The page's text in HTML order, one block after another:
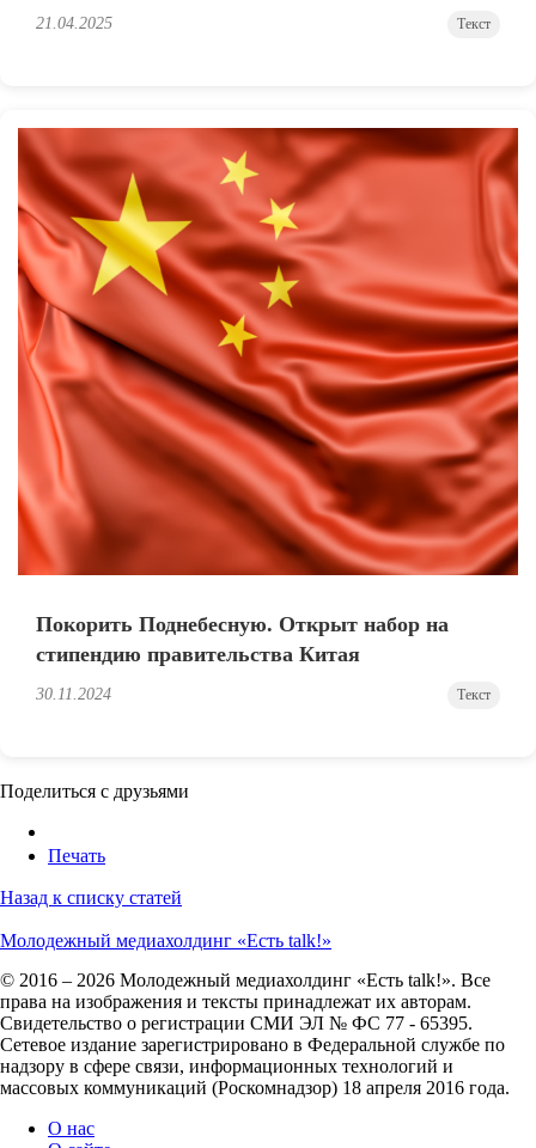
21.04.2025 Текст
Покорить Поднебесную. Открыт набор на
стипендию правительства Китая
30.11.2024 Текст
Поделиться с друзьями
Печать
Назад к списку статей
Молодежный медиахолдинг «Есть talk!»
© 2016 – 2026 Молодежный медиахолдинг «Есть talk!». Все
права на изображения и тексты принадлежат их авторам.
Свидетельство о регистрации СМИ ЭЛ № ФС 77 - 65395.
Сетевое издание зарегистрировано в Федеральной службе по
надзору в сфере связи, информационных технологий и
массовых коммуникаций (Роскомнадзор) 18 апреля 2016 года.
О нас